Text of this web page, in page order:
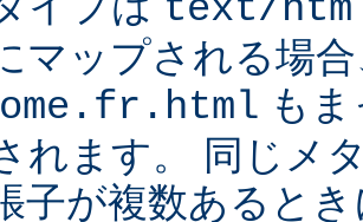
text/
マップされる場
も
れます。 同じメ
子が複数あると